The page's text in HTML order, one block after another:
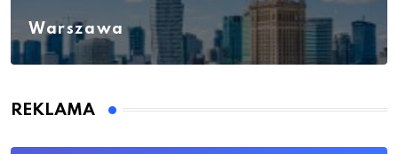
Warszawa
REKLAMA